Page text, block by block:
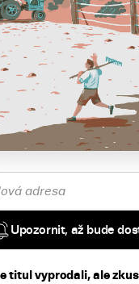
Upozornit, až bude
titul vyprodali, ale